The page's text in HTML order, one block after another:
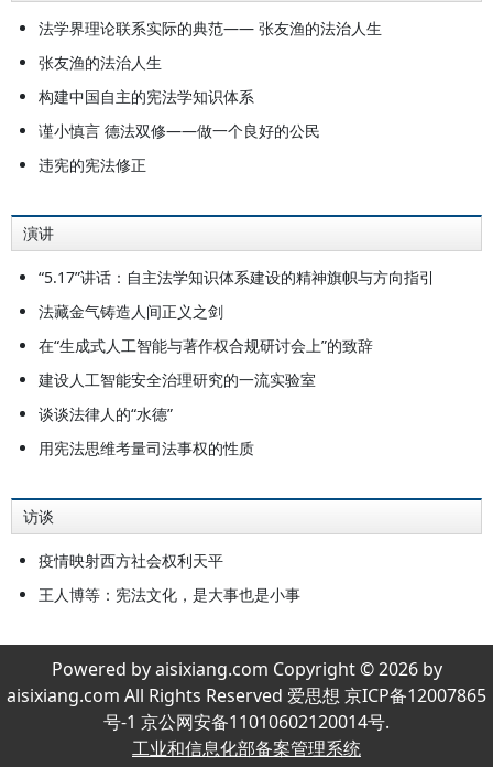
法学界理论联系实际的典范—— 张友渔的法治人生
张友渔的法治人生
构建中国自主的宪法学知识体系
谨小慎言 德法双修——做一个良好的公民
违宪的宪法修正
演讲
“5.17”讲话：自主法学知识体系建设的精神旗帜与方向指引
法藏金气铸造人间正义之剑
在“生成式人工智能与著作权合规研讨会上”的致辞
建设人工智能安全治理研究的一流实验室
谈谈法律人的“水德”
用宪法思维考量司法事权的性质
访谈
疫情映射西方社会权利天平
王人博等：宪法文化，是大事也是小事
Powered by aisixiang.com Copyright © 2026 by
aisixiang.com All Rights Reserved 爱思想 京ICP备12007865
号-1 京公网安备11010602120014号.
工业和信息化部备案管理系统